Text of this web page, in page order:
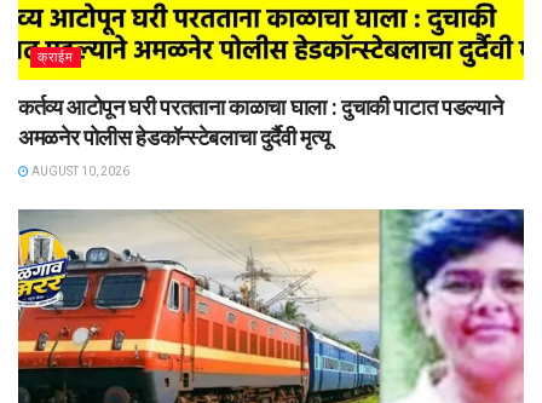
क्राईम
कर्तव्य आटोपून घरी परतताना काळाचा घाला : दुचाकी पाटात पडल्याने
अमळनेर पोलीस हेडकॉन्स्टेबलाचा दुर्दैवी मृत्यू
AUGUST 10, 2026